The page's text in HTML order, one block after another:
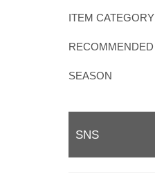
ITEM CATEGORY
RECOMMENDED
SEASON
SNS